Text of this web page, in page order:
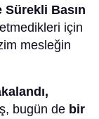
Sürekli Basın
için
mesleğin
bugün de bir